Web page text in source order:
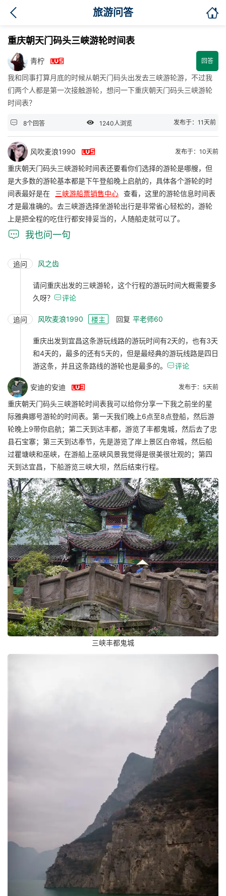
旅游问答 
重庆朝天门码头三峡游轮时间表
靑柠  回答
我和同事打算月底的时候从朝天门码头出发去三峡游轮游，不过我
们两个人都是第一次接触游轮，想问一下重庆朝天门码头三峡游轮
时间表？
 8个回答  1240人浏览 发布于：11天前
风吹麦浪1990  发布于：10天前
重庆朝天门码头三峡游轮时间表还要看你们选择的游轮是哪艘，但
是大多数的游轮基本都是下午登船晚上启航的，具体各个游轮的时
间表最好是在
三峡游船票销售中心 查看，这里的游轮信息时间表
才是最准确的。去三峡游选择坐游轮出行是非常省心轻松的，游轮
上是把全程的吃住行都安排妥当的，人随船走就可以了。
 我也问一句
追问 风之齿
请问重庆出发的三峡游轮，这个行程的游玩时间大概需要多
久呀？ 评论
追问 风吹麦浪1990 楼主 回复 平老师60
重庆出发到宜昌这条游玩线路的游玩时间有2天的，也有3天
和4天的，最多的还有5天的，但是最经典的游玩线路是四日
游这条，并且这条路线的游轮也是最多的。 评论
安迪的安迪  发布于：5天前
重庆朝天门码头三峡游轮时间表我可以给你分享一下我之前坐的星
际雅典娜号游轮的时间表。第一天我们晚上6点至8点登船，然后游
轮晚上9带你启航；第二天到达丰都，游览了丰都鬼城，然后去了忠
县石宝寨；第三天到达奉节，先是游览了岸上景区白帝城，然后船
过瞿塘峡和巫峡，在游船上巫峡风景我觉得是很美很壮观的；第四
天到达宜昌，下船游览三峡大坝，然后结束行程。
三峡丰都鬼城